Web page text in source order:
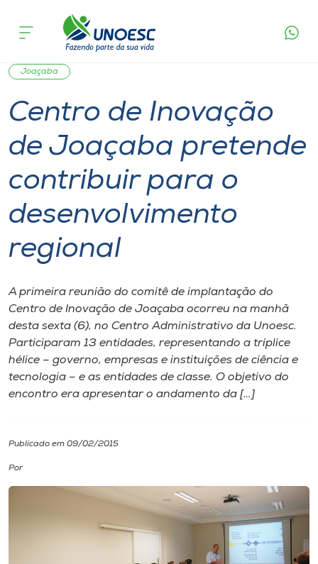
Cursos
Onde estamos
Pesquisa
Atendimento ao Estudante
Portal de Ensino
A
Unoesc
Internacionalização
I.nova
Diplomados
acontece
Joaçaba
Centro de Inovação
de Joaçaba pretende
contribuir para o
desenvolvimento
regional
A primeira reunião do comitê de implantação do
Centro de Inovação de Joaçaba ocorreu na manhã
desta sexta (6), no Centro Administrativo da Unoesc.
Participaram 13 entidades, representando a tríplice
hélice – governo, empresas e instituições de ciência e
tecnologia – e as entidades de classe. O objetivo do
encontro era apresentar o andamento da […]
Publicado em 09/02/2015
Por